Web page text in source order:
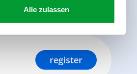
Alle zulassen
register